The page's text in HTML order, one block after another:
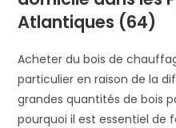
Atlantiques (64)
Acheter du bois de
particulier en raison de la
grandes quantités de bois
pourquoi il est essentiel de